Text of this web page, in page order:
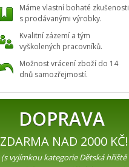
Máme vlastní bohaté zkušenosti
s prodávanými výrobky.
Kvalitní zázemí a tým
vyškolených pracovníků.
Možnost vrácení zboží do 14
dnů samozřejmostí.
DOPRAVA
ZDARMA NAD 2000 KČ!
(s vyjímkou kategorie Dětská hřiště